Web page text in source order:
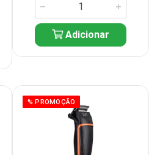
Adicionar
% PROMOÇÃO